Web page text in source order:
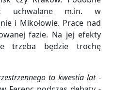
uchwalane m.in. w
i Mikołowie. Prace nad
fazie. Na jej efekty
trzeba będzie trochę
to kwestia lat-